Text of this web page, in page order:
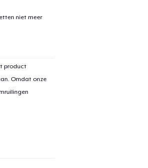
niet meer
product
Omdat onze